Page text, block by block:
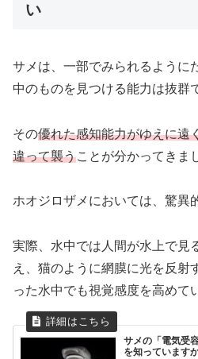
い
サメは、一部でみられるように
中のものを見つける能力は抜群
その優れた感知能力がゆえに遠
違って襲うことが分かってきま
ホオジロザメにおいては、驚異
実際、水中では人間が水上で見
え、猫のように網膜に光を反射
った水中でも視覚感度を高めて
サメの「電気受
を知っています